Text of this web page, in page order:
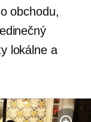
obchodu,
lokálne a